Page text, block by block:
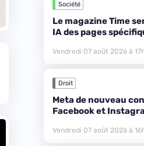
Société
Le magazine Time
IA des pages
Vendredi 07 août 2026 à
Droit
Meta de nouveau
Facebook et
Vendredi 07 août 2026 à